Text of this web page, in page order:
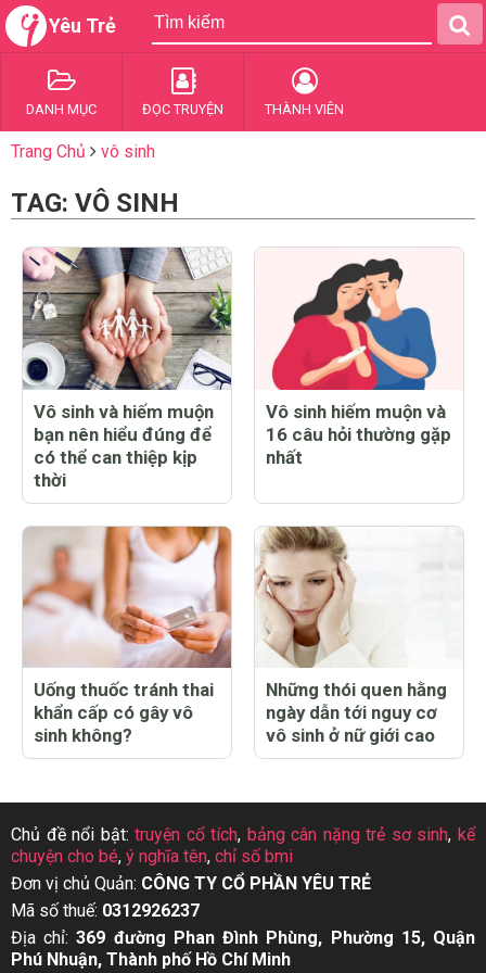
Yêu Trẻ
DANH MỤC ĐỌC TRUYỆN THÀNH VIÊN
Trang Chủ vô sinh
TAG: VÔ SINH
Vô sinh và hiếm muộn
bạn nên hiểu đúng để
có thể can thiệp kịp
thời
Vô sinh hiếm muộn và
16 câu hỏi thường gặp
nhất
Uống thuốc tránh thai
khẩn cấp có gây vô
sinh không?
Những thói quen hằng
ngày dẫn tới nguy cơ
vô sinh ở nữ giới cao
Chủ đề nổi bật:truyện cổ tích, bảng cân nặng trẻ sơ sinh,kể
chuyện cho bé, ý nghĩa tên, chỉ số bmi
Đơn vị chủ Quản: CÔNG TY CỔ PHẦN YÊU TRẺ
Mã số thuế: 0312926237
Địa chỉ:369 đường Phan Đình Phùng, Phường 15, Quận
Phú Nhuận, Thành phố Hồ Chí Minh